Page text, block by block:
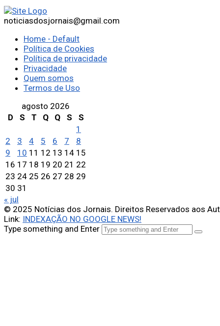
noticiasdosjornais@gmail.com
Home - Default
Política de Cookies
Política de privacidade
Privacidade
Quem somos
Termos de Uso
agosto 2026
D
S T Q Q S
S
1
2
3 4 5 6 7
8
9
10 11 12 13 14 15
16 17 18 19 20 21 22
23 24 25 26 27 28 29
30 31
« jul
© 2025 Notícias dos Jornais. Direitos Reservados aos
Link: INDEXAÇÃO NO GOOGLE NEWS!
Type something and Enter